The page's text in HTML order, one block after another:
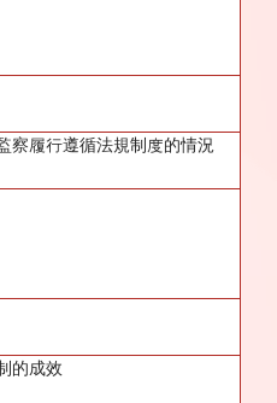
察履行遵循法規制度的情況
的成效